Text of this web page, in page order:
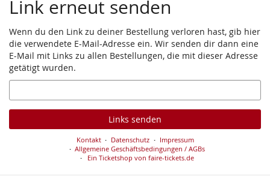
Link erneut senden
Wenn du den Link zu deiner Bestellung verloren hast, gib hier
die verwendete E-Mail-Adresse ein. Wir senden dir dann eine
E-Mail mit Links zu allen Bestellungen, die mit dieser Adresse
getätigt wurden.
E-
Mail
Links senden
Kontakt Datenschutz
Impressum
Allgemeine Geschäftsbedingungen / AGBs
Ein Ticketshop von faire-tickets.de